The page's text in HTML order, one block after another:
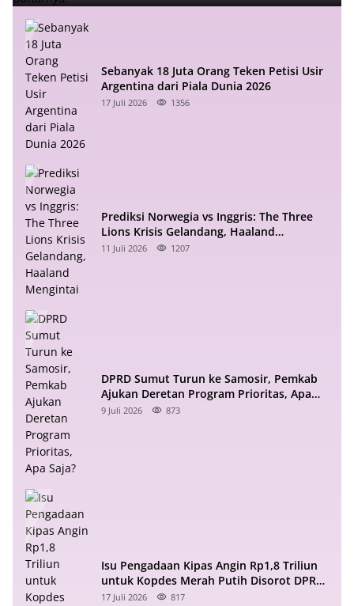
Sebanyak 18 Juta Orang Teken Petisi Usir
Argentina dari Piala Dunia 2026
17 Juli 2026 1356
Prediksi Norwegia vs Inggris: The Three
Lions Krisis Gelandang, Haaland
Mengintai
11 Juli 2026 1207
DPRD Sumut Turun ke Samosir, Pemkab
Ajukan Deretan Program Prioritas, Apa
Saja?
9 Juli 2026 873
Isu Pengadaan Kipas Angin Rp1,8 Triliun
untuk Kopdes Merah Putih Disorot DPR
RI
17 Juli 2026 817